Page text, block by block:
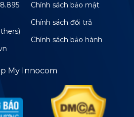
Chính sách bảo mật
Chính sách đổi trả
Chính sách bảo hành
My Innocom